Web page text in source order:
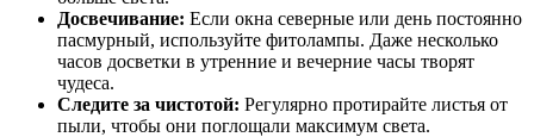
Досвечивание: Если окна северные или день постоянно
пасмурный, используйте фитолампы. Даже несколько
часов досветки в утренние и вечерние часы творят
чудеса.
Следите за чистотой: Регулярно протирайте листья от
пыли, чтобы они поглощали максимум света.